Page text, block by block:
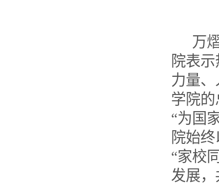
万
院表
力量
学院
“为国
院始
“家校
发展